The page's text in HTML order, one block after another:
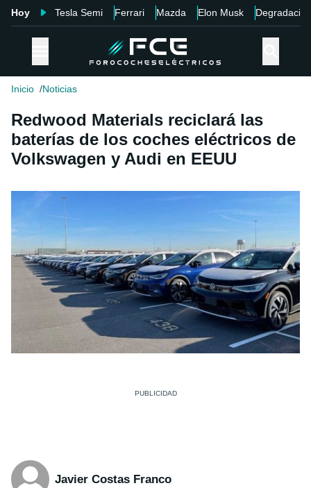
Hoy Tesla Semi Ferrari Mazda Elon Musk Degradación
Inicio Noticias
Redwood Materials reciclará las
baterías de los coches eléctricos de
Volkswagen y Audi en EEUU
Javier Costas Franco